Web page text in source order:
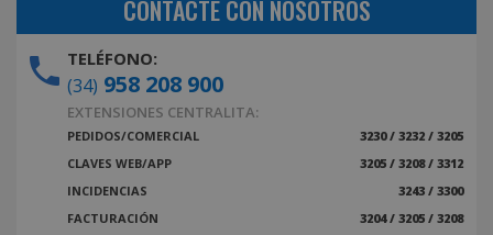
CONTACTE CON NOSOTROS
TELÉFONO:
(34) 958 208 900
EXTENSIONES CENTRALITA:
PEDIDOS/COMERCIAL
3230 / 3232 / 3205
CLAVES WEB/APP
3205 / 3208 / 3312
INCIDENCIAS
3243 / 3300
FACTURACIÓN
3204 / 3205 / 3208